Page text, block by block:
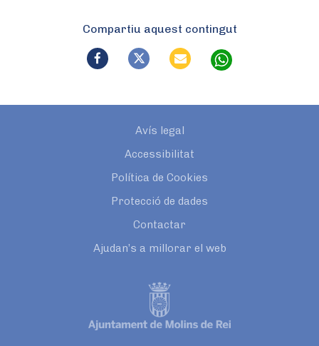
Compartiu aquest contingut
Avís legal
Accessibilitat
Política de Cookies
Protecció de dades
Contactar
Ajudan’s a millorar el web